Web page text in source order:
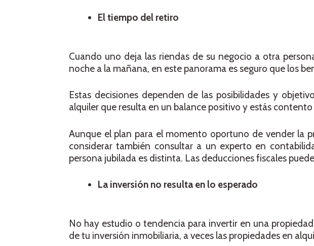
El tiempo del retiro
Cuando uno deja las riendas de su negocio a otra
noche a la mañana, en este panorama es seguro que los
Estas decisiones dependen de las posibilidades y
alquiler que resulta en un balance positivo y estás
Aunque el plan para el momento oportuno de vender la
considerar también consultar a un experto en
persona jubilada es distinta. Las deducciones fiscales
La inversión no resulta en lo esperado
No hay estudio o tendencia para invertir en una
de tu inversión inmobiliaria, a veces las propiedades en